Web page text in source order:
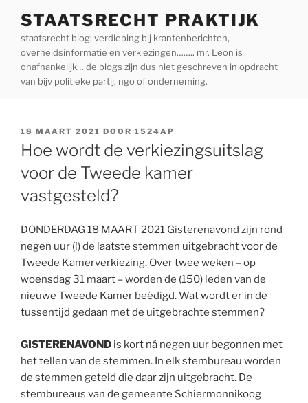
inhoud
STAATSRECHT PRAKTIJK
staatsrecht blog: verdieping bij krantenberichten,
overheidsinformatie en verkiezingen…….. mr. Leon is
onafhankelijk… de blogs zijn dus niet geschreven in opdracht
van bijv politieke partij, ngo of onderneming.
GEPLAATST
OP
18 MAART 2021 DOOR 1524AP
Hoe wordt de verkiezingsuitslag
voor de Tweede kamer
vastgesteld?
DONDERDAG 18 MAART 2021 Gisterenavond zijn rond
negen uur (!) de laatste stemmen uitgebracht voor de
Tweede Kamerverkiezing. Over twee weken – op
woensdag 31 maart – worden de (150) leden van de
nieuwe Tweede Kamer beëdigd. Wat wordt er in de
tussentijd gedaan met de uitgebrachte stemmen?
GISTERENAVOND is kort ná negen uur begonnen met
het tellen van de stemmen. In elk stembureau worden
de stemmen geteld die daar zijn uitgebracht. De
stembureaus van de gemeente Schiermonnikoog